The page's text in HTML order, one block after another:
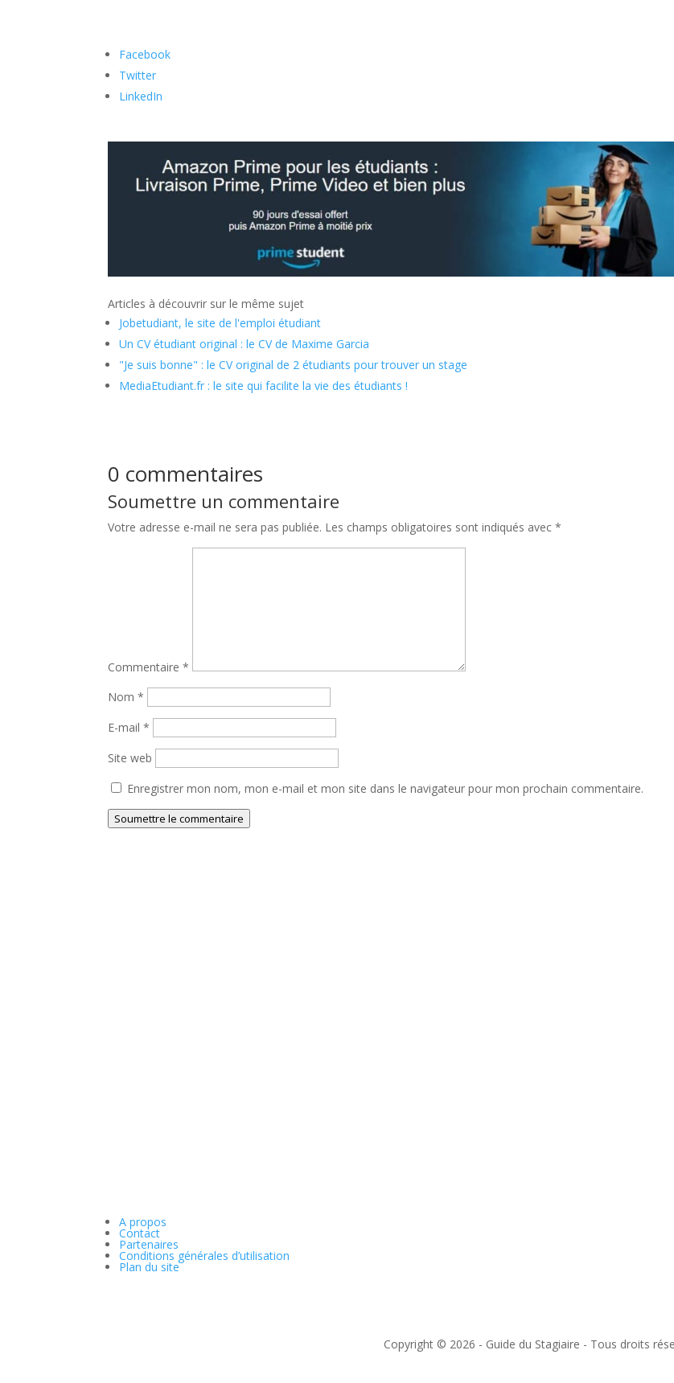
Facebook
Twitter
LinkedIn
Articles à découvrir sur le même sujet
Jobetudiant, le site de l'emploi étudiant
Un CV étudiant original : le CV de Maxime Garcia
"Je suis bonne" : le CV original de 2 étudiants pour trouver un stage
MediaEtudiant.fr : le site qui facilite la vie des étudiants !
0 commentaires
Soumettre un commentaire
Votre adresse e-mail ne sera pas publiée. Les champs obligatoires sont indiqués avec*
Commentaire*
Nom*
E-mail*
Site web
Enregistrer mon nom, mon e-mail et mon site dans le navigateur pour mon prochain commentaire.
Soumettre le commentaire
A propos
Contact
Partenaires
Conditions générales d’utilisation
Plan du site
Copyright © 2026 - Guide du Stagiaire - Tous droits